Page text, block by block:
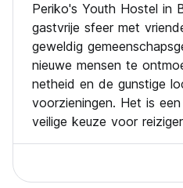
Periko's Youth Hostel in
gastvrije sfeer met
geweldig
nieuwe mensen te
netheid en de gunstige
voorzieningen. Het is
veilige keuze voor